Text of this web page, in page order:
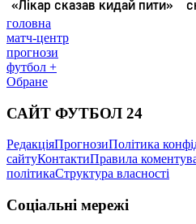
головна
матч-центр
прогнози
футбол +
Обране
САЙТ ФУТБОЛ 24
РедакціяПрогнозиПолітика
сайтуКонтактиПравила
політикаСтруктура власності
Соціальні мережі